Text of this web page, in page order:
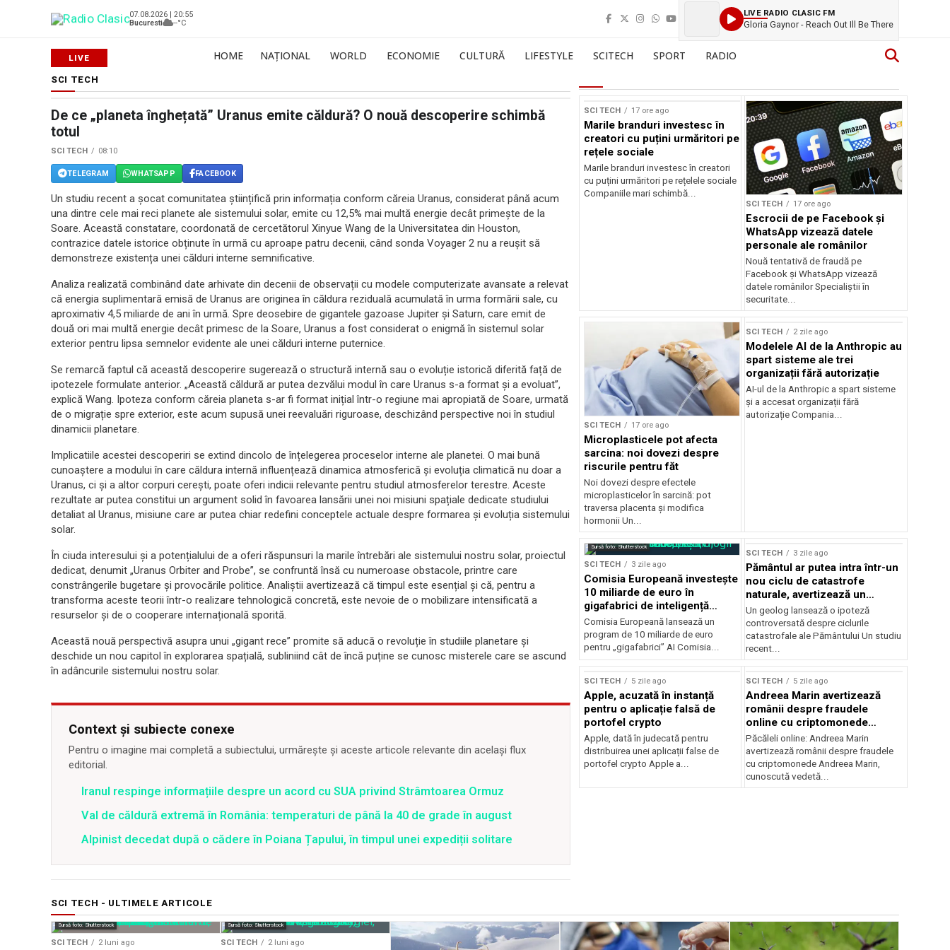
07.08.2026 | 20:55
Bucuresti
--°C
LIVE RADIO CLASIC FM
Gloria Gaynor - Reach Out Ill Be There
HOME NAȚIONAL WORLD ECONOMIE CULTURĂ LIFESTYLE SCITECH SPORT RADIO
SCI TECH
De ce „planeta înghețată” Uranus emite căldură? O nouă descoperire schimbă
totul
SCI TECH 08:10
TELEGRAM WHATSAPP FACEBOOK
Un studiu recent a șocat comunitatea științifică prin informația conform căreia Uranus, considerat până acum
una dintre cele mai reci planete ale sistemului solar, emite cu 12,5% mai multă energie decât primește de la
Soare. Această constatare, coordonată de cercetătorul Xinyue Wang de la Universitatea din Houston,
contrazice datele istorice obținute în urmă cu aproape patru decenii, când sonda Voyager 2 nu a reușit să
demonstreze existența unei călduri interne semnificative.
Analiza realizată combinând date arhivate din decenii de observații cu modele computerizate avansate a relevat
că energia suplimentară emisă de Uranus are originea în căldura reziduală acumulată în urma formării sale, cu
aproximativ 4,5 miliarde de ani în urmă. Spre deosebire de gigantele gazoase Jupiter și Saturn, care emit de
două ori mai multă energie decât primesc de la Soare, Uranus a fost considerat o enigmă în sistemul solar
exterior pentru lipsa semnelor evidente ale unei călduri interne puternice.
Se remarcă faptul că această descoperire sugerează o structură internă sau o evoluție istorică diferită față de
ipotezele formulate anterior. „Această căldură ar putea dezvălui modul în care Uranus s-a format și a evoluat”,
explică Wang. Ipoteza conform căreia planeta s-ar fi format inițial într-o regiune mai apropiată de Soare, urmată
de o migrație spre exterior, este acum supusă unei reevaluări riguroase, deschizând perspective noi în studiul
dinamicii planetare.
Implicatiile acestei descoperiri se extind dincolo de înțelegerea proceselor interne ale planetei. O mai bună
cunoaștere a modului în care căldura internă influențează dinamica atmosferică și evoluția climatică nu doar a
Uranus, ci și a altor corpuri cerești, poate oferi indicii relevante pentru studiul atmosferelor terestre. Aceste
rezultate ar putea constitui un argument solid în favoarea lansării unei noi misiuni spațiale dedicate studiului
detaliat al Uranus, misiune care ar putea chiar redefini conceptele actuale despre formarea și evoluția sistemului
solar.
În ciuda interesului și a potențialului de a oferi răspunsuri la marile întrebări ale sistemului nostru solar, proiectul
dedicat, denumit „Uranus Orbiter and Probe”, se confruntă însă cu numeroase obstacole, printre care
constrângerile bugetare și provocările politice. Analiștii avertizează că timpul este esențial și că, pentru a
transforma aceste teorii într-o realizare tehnologică concretă, este nevoie de o mobilizare intensificată a
resurselor și de o cooperare internațională sporită.
Această nouă perspectivă asupra unui „gigant rece” promite să aducă o revoluție în studiile planetare și
deschide un nou capitol în explorarea spațială, subliniind cât de încă puține se cunosc misterele care se ascund
în adâncurile sistemului nostru solar.
Context și subiecte conexe
Pentru o imagine mai completă a subiectului, urmărește și aceste articole relevante din același flux
editorial.
Iranul respinge informațiile despre un acord cu SUA privind Strâmtoarea Ormuz
Val de căldură extremă în România: temperaturi de până la 40 de grade în august
Alpinist decedat după o cădere în Poiana Țapului, în timpul unei expediții solitare
SCI TECH 17 ore ago
Marile branduri investesc în
creatori cu puțini urmăritori pe
rețele sociale
Marile branduri investesc în creatori
cu puțini urmăritori pe rețelele sociale
Companiile mari schimbă...
SCI TECH 17 ore ago
Escrocii de pe Facebook și
WhatsApp vizează datele
personale ale românilor
Nouă tentativă de fraudă pe
Facebook și WhatsApp vizează
datele românilor Specialiștii în
securitate...
SCI TECH 17 ore ago
Microplasticele pot afecta
sarcina: noi dovezi despre
riscurile pentru făt
Noi dovezi despre efectele
microplasticelor în sarcină: pot
traversa placenta și modifica
hormonii Un...
SCI TECH 2 zile ago
Modelele AI de la Anthropic au
spart sisteme ale trei
organizații fără autorizație
AI-ul de la Anthropic a spart sisteme
și a accesat organizații fără
autorizație Compania...
Sursă foto: Shutterstock
SCI TECH 3 zile ago
Comisia Europeană investește
10 miliarde de euro în
gigafabrici de inteligență
artificială
Comisia Europeană lansează un
program de 10 miliarde de euro
pentru „gigafabrici” AI Comisia...
SCI TECH 3 zile ago
Pământul ar putea intra într-un
nou ciclu de catastrofe
naturale, avertizează un
geolog
Un geolog lansează o ipoteză
controversată despre ciclurile
catastrofale ale Pământului Un studiu
recent...
SCI TECH 5 zile ago
Apple, acuzată în instanță
pentru o aplicație falsă de
portofel crypto
Apple, dată în judecată pentru
distribuirea unei aplicații false de
portofel crypto Apple a...
SCI TECH 5 zile ago
Andreea Marin avertizează
românii despre fraudele
online cu criptomonede
folosindu-i imaginea
Păcăleli online: Andreea Marin
avertizează românii despre fraudele
cu criptomonede Andreea Marin,
cunoscută vedetă...
SCI TECH - ULTIMELE ARTICOLE
Sursă foto: Shutterstock
SCI TECH 2 luni ago
Sursă foto: Shutterstock
SCI TECH 2 luni ago